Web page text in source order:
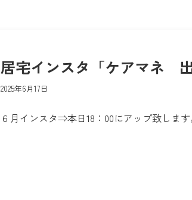
居宅インスタ「ケアマネ 出
2025年6月17日
６月インスタ⇒本日18：00にアップ致しま